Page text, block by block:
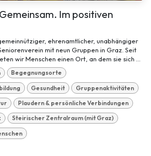
Im positiven
ehrenamtlicher, unabhängiger
mit neun Gruppen in Graz. Seit
wir Menschen einen Ort, an dem sie sich ...
Begegnungsorte
Gesundheit Gruppenaktivitäten
Plaudern & persönliche Verbindungen
Steirischer Zentralraum (mit Graz)